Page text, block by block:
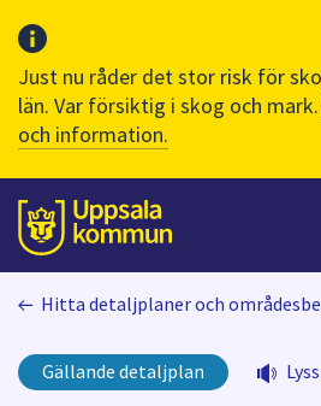
Just nu råder det stor risk för
län. Var försiktig i skog och mark.
och information.
Till sidans
huvudinnehåll
Hitta detaljplaner och
Gällande detaljplan